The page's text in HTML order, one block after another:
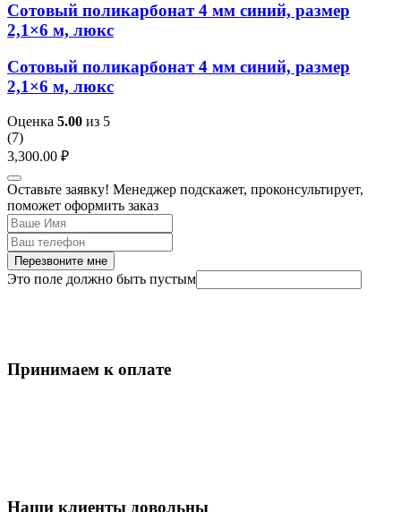
Сотовый поликарбонат 4 мм синий, размер
2,1×6 м, люкс
Сотовый поликарбонат 4 мм синий, размер
2,1×6 м, люкс
Оценка 5.00 из 5
(7)
3,300.00 ₽
Оставьте заявку! Менеджер подскажет, проконсультирует,
поможет оформить заказ
Перезвоните мне
Это поле должно быть пустым
Принимаем к оплате
Наши клиенты довольны